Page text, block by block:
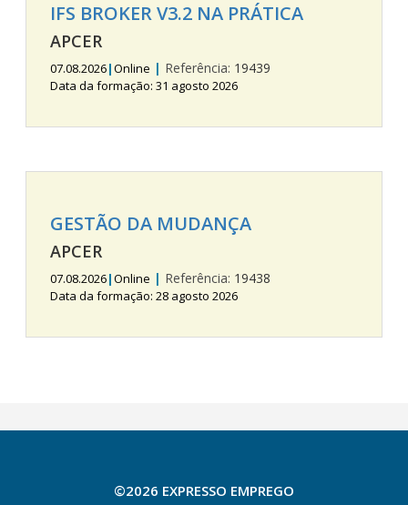
IFS BROKER V3.2 NA PRÁTICA
APCER
07.08.2026|Online | Referência: 19439
Data da formação: 31 agosto 2026
GESTÃO DA MUDANÇA
APCER
07.08.2026|Online | Referência: 19438
Data da formação: 28 agosto 2026
©2026 EXPRESSO EMPREGO